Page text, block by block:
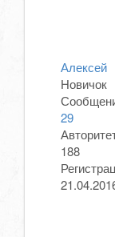
Алексей
Новичок
29
188